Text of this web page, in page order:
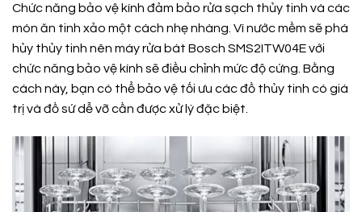
Chức năng bảo vệ kính đảm bảo rửa sạch thủy tinh và các
món ăn tinh xảo một cách nhẹ nhàng. Vì nước mềm sẽ phá
hủy thủy tinh nên máy rửa bát Bosch SMS2ITW04E với
chức năng bảo vệ kính sẽ điều chỉnh mức độ cứng. Bằng
cách này, bạn có thể bảo vệ tối ưu các đồ thủy tinh có giá
trị và đồ sứ dễ vỡ cần được xử lý đặc biệt.